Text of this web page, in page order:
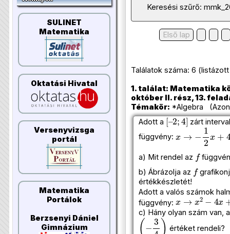
SULINET
Matematika
Oktatási Hivatal
Versenyvizsga
portál
Matematika
Portálok
Berzsenyi Dániel
Gimnázium
Keresési szűrő:
Első lap
Találatok száma: 6
1. találat: Matematika
október II. rész, 13.
Témakör: *Algebra
Adott a
[–
2;4]
zárt
függvény:
x
a) Mit rendel az
b) Ábrázolja az
értékkészletét!
Adott a valós számok
függvény:
x→x2−4x+3
c) Hány olyan szám van,
(− 34 )
értéket rendeli?